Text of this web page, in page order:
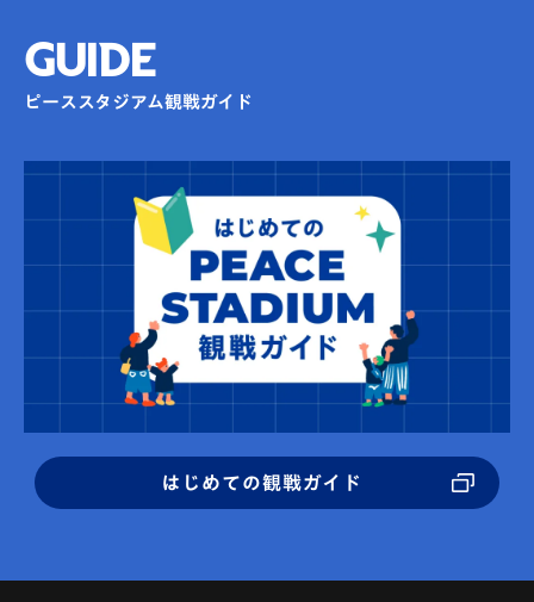
GUIDE
ピーススタジアム観戦ガイド
はじめての観戦ガイド